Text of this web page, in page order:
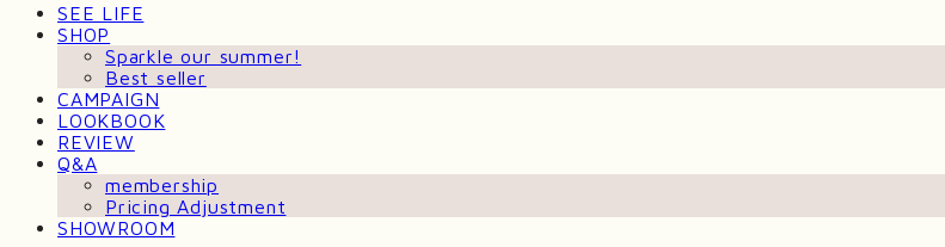
SEE LIFE
SHOP
Sparkle our summer!
Best seller
CAMPAIGN
LOOKBOOK
REVIEW
Q&A
membership
Pricing Adjustment
SHOWROOM